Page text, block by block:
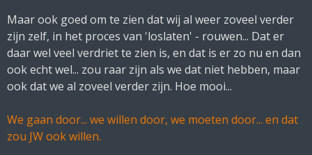
Maar ook goed om te zien dat wij al weer zoveel verder
zijn zelf, in het proces van 'loslaten' - rouwen... Dat er
daar wel veel verdriet te zien is, en dat is er zo nu en dan
ook echt wel... zou raar zijn als we dat niet hebben, maar
ook dat we al zoveel verder zijn. Hoe mooi...
We gaan door... we willen door, we moeten door... en dat
zou JW ook willen.